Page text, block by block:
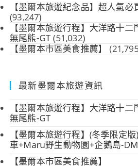
【墨爾本旅遊紀念品】超人氣
(93,247)
【墨爾本旅遊行程】大洋路十
無尾熊-GT (51,032)
【墨爾本市區美食推薦】
最新墨爾本旅遊資訊
【墨爾本旅遊行程】大洋路十
無尾熊-GT
【墨爾本旅遊行程】(冬季限定
車+Maru野生動物園+企鵝島-
【墨爾本市區美食推薦】